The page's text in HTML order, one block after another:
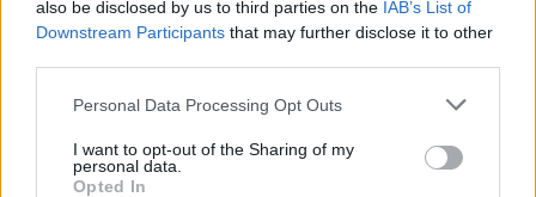
also be disclosed by us to third parties on the IAB’s List of
Downstream Participants that may further disclose it to other
Personal Data Processing Opt Outs
I want to opt-out of the Sharing of my
personal data.
Opted In
Žinios | Lietuvos diena
Savaitės vidurys nusimato karštas: temperatūra kils iki
Žinios | Orai